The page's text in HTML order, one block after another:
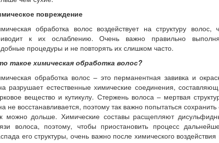
повреждение
обработка волос воздействует на структуру волос,
к их ослаблению. Очень важно правильно
процедуры и не повторять их слишком часто.
такое химическая обработка волос?
обработка волос – это перманентная завивка и
разрушает естественные химические соединения,
вещество и кутикулу. Стержень волоса – мертвая
не восстанавливается, поэтому так важно попытаться сохранить
можно дольше. Химические составы расщепляют
волоса, поэтому, чтобы приостановить процесс
его структуры, очень важно после химического воздействия